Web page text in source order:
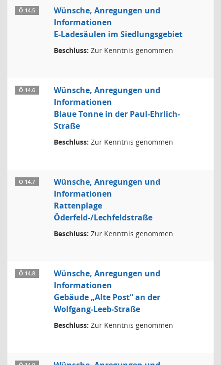
Ö 14.5
Wünsche, Anregungen und
Informationen
E-Ladesäulen im Siedlungsgebiet
Beschluss: Zur Kenntnis genommen
Ö 14.6
Wünsche, Anregungen und
Informationen
Blaue Tonne in der Paul-Ehrlich-
Straße
Beschluss: Zur Kenntnis genommen
Ö 14.7
Wünsche, Anregungen und
Informationen
Rattenplage
Öderfeld-/Lechfeldstraße
Beschluss: Zur Kenntnis genommen
Ö 14.8
Wünsche, Anregungen und
Informationen
Gebäude „Alte Post“ an der
Wolfgang-Leeb-Straße
Beschluss: Zur Kenntnis genommen